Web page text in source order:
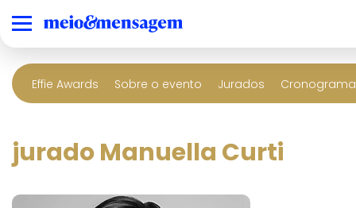
Effie Awards Sobre o evento Jurados
jurado Manuella Curti